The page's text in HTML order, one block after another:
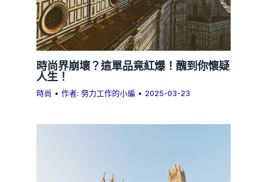
時尚界崩壞？這單品竟紅爆！醜到你懷疑
人生！
時尚 • 作者:努力工作的小編 • 2025-03-23